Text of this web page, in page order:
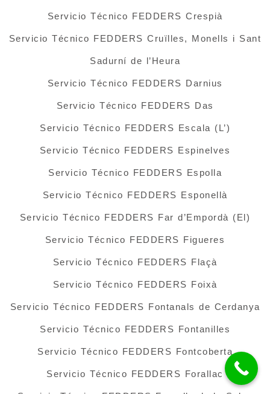
Servicio Técnico FEDDERS Crespià
Servicio Técnico FEDDERS Cruïlles, Monells i Sant
Sadurní de l’Heura
Servicio Técnico FEDDERS Darnius
Servicio Técnico FEDDERS Das
Servicio Técnico FEDDERS Escala (L’)
Servicio Técnico FEDDERS Espinelves
Servicio Técnico FEDDERS Espolla
Servicio Técnico FEDDERS Esponellà
Servicio Técnico FEDDERS Far d’Empordà (El)
Servicio Técnico FEDDERS Figueres
Servicio Técnico FEDDERS Flaçà
Servicio Técnico FEDDERS Foixà
Servicio Técnico FEDDERS Fontanals de Cerdanya
Servicio Técnico FEDDERS Fontanilles
Servicio Técnico FEDDERS Fontcoberta
Servicio Técnico FEDDERS Forallac